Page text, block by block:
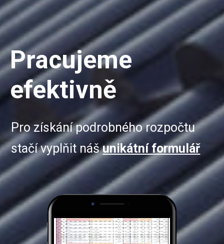
Pracujeme
efektivně
Pro získání podrobného rozpočtu
stačí vyplňit náš unikátní formulář